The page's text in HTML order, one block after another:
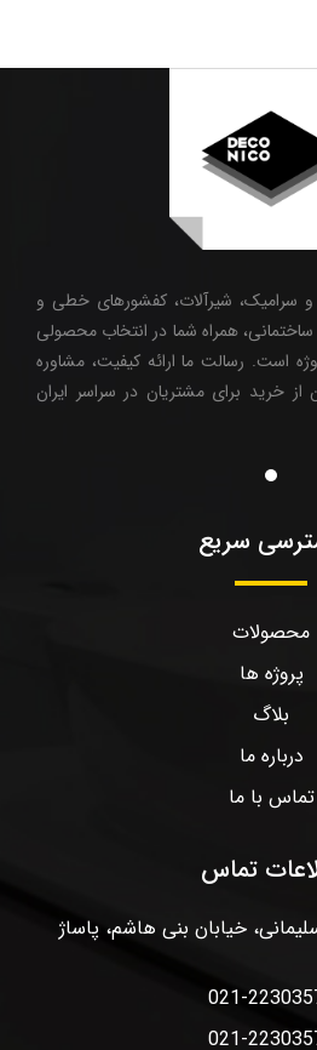
و سرامیک، شیرآلات، کفشورهای خطی و
همراه شما در انتخاب محصولی
است. رسالت ما ارائه کیفیت، مشاوره
خرید برای مشتریان در سراسر ایران
سریع
محصولات
پروژه ها
بلاگ
درباره ما
تماس با ما
تماس
خیابان بنی هاشم، پاساژ
021-
021-